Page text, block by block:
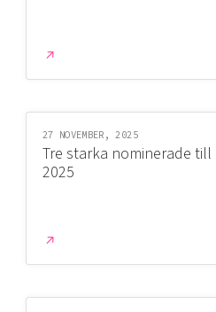
27 NOVEMBER, 2025
Tre starka nominerade
2025